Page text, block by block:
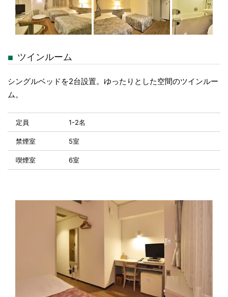
ツインルーム
シングルベッドを2台設置。ゆったりとした空間のツインルー
ム。
定員 1-2名
禁煙室 5室
喫煙室 6室